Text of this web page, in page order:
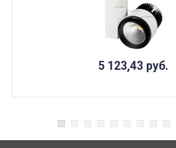
5 123,43 руб.